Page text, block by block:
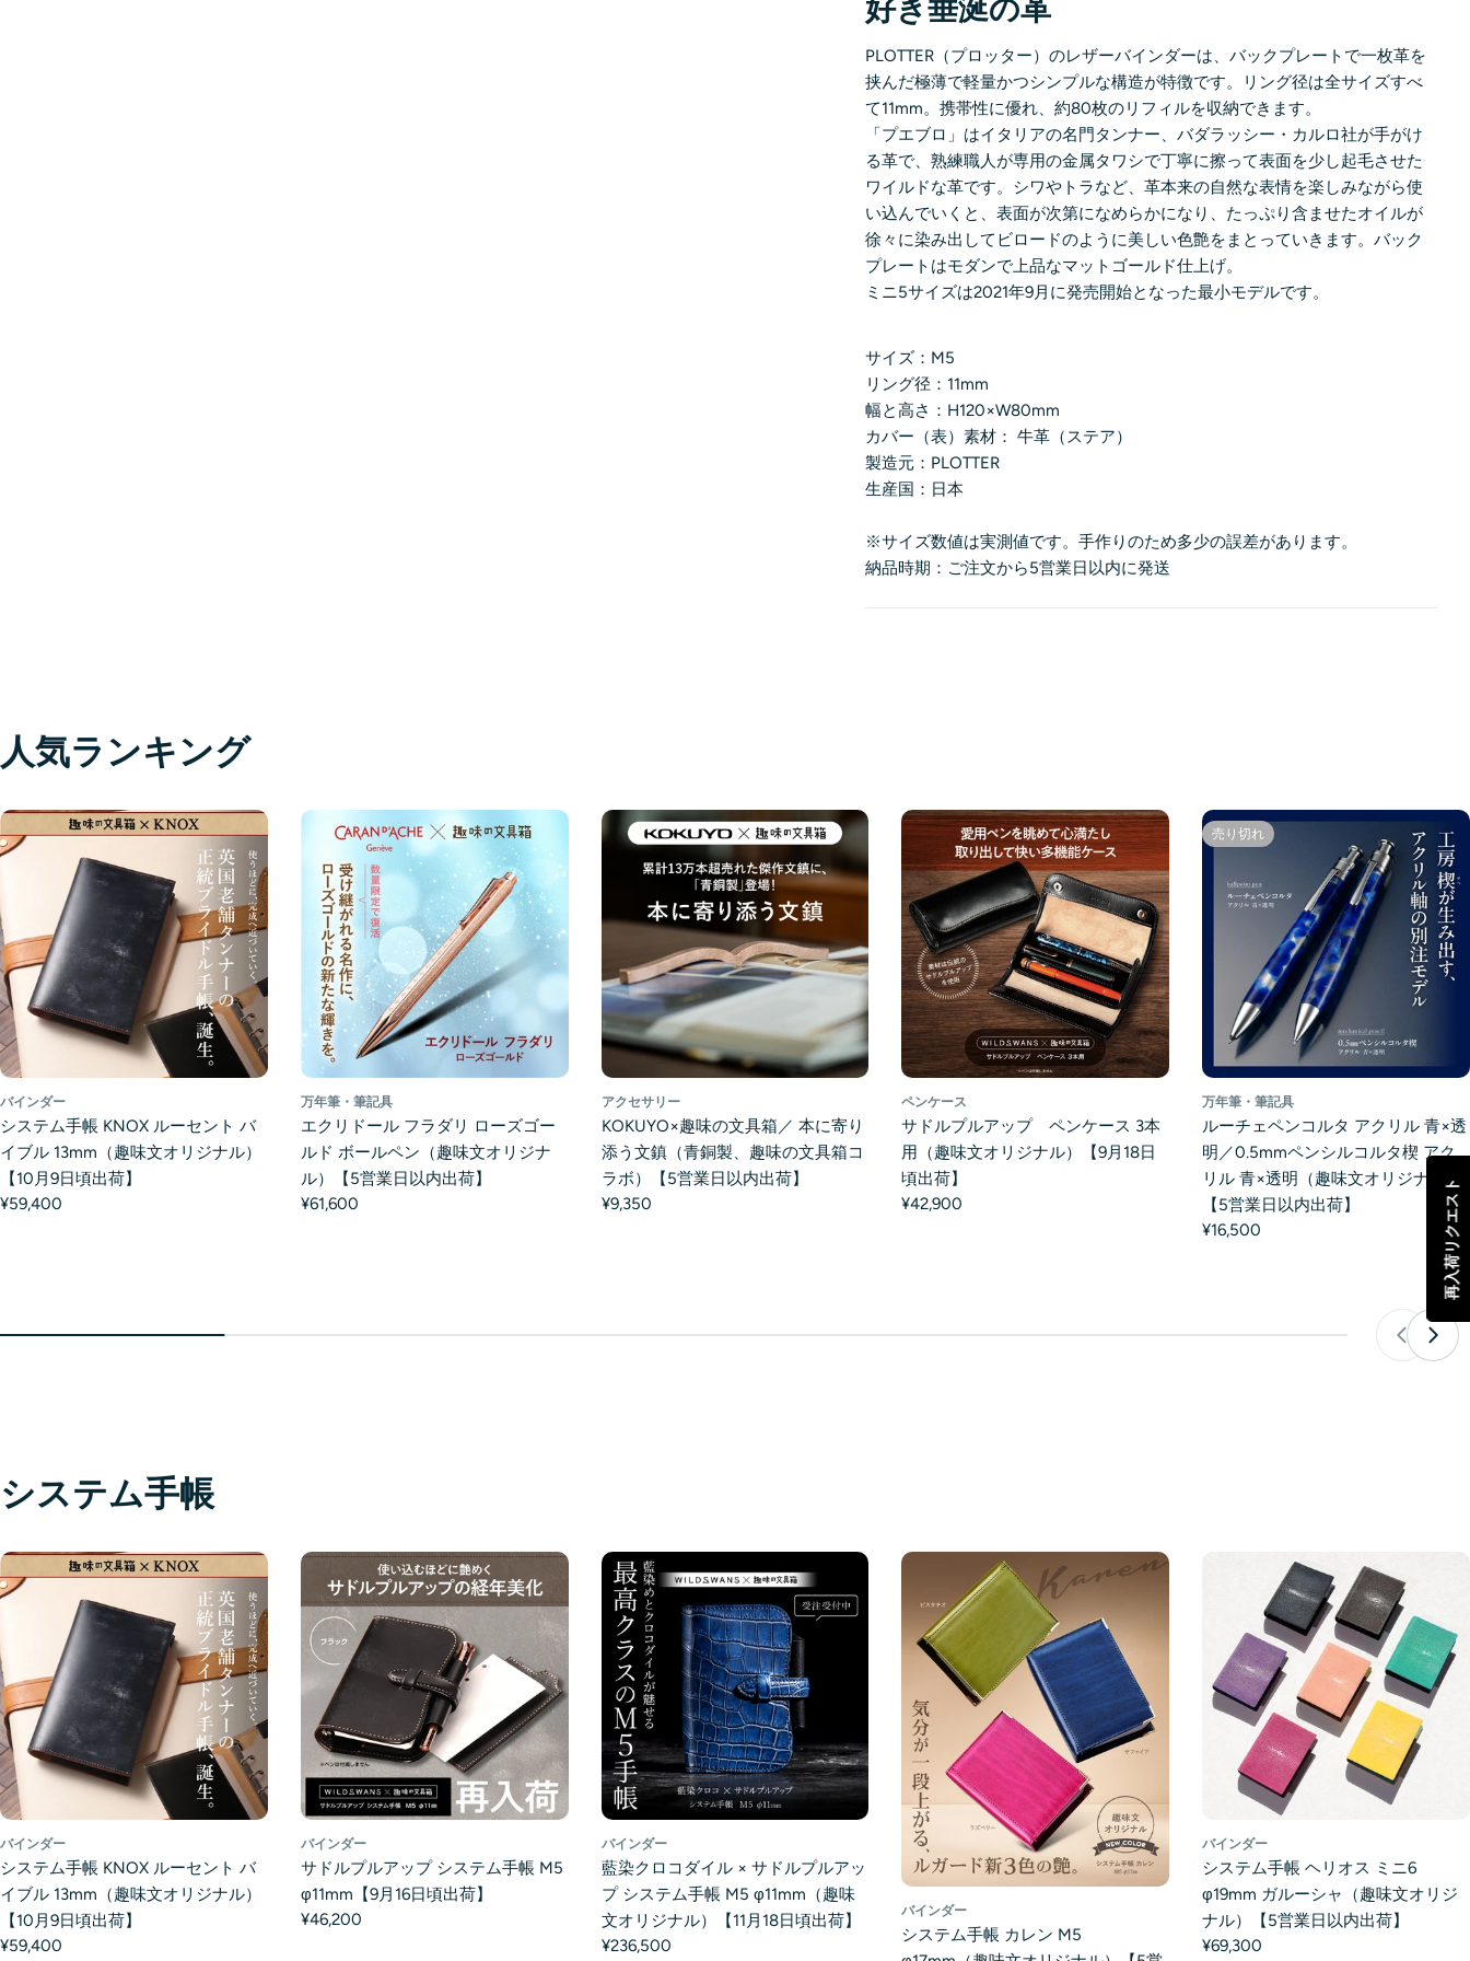
好き垂涎の革
PLOTTER（プロッター）のレザーバインダーは、バックプレートで一枚革を
挟んだ極薄で軽量かつシンプルな構造が特徴です。リング径は全サイズすべ
て11mm。携帯性に優れ、約80枚のリフィルを収納できます。
「プエブロ」はイタリアの名門タンナー、バダラッシー・カルロ社が手がけ
る革で、熟練職人が専用の金属タワシで丁寧に擦って表面を少し起毛させた
ワイルドな革です。シワやトラなど、革本来の自然な表情を楽しみながら使
い込んでいくと、表面が次第になめらかになり、たっぷり含ませたオイルが
徐々に染み出してビロードのように美しい色艶をまとっていきます。バック
プレートはモダンで上品なマットゴールド仕上げ。
ミニ5サイズは2021年9月に発売開始となった最小モデルです。
サイズ：M5
リング径：11mm
幅と高さ：H120×W80mm
カバー（表）素材： 牛革（ステア）
製造元：PLOTTER
生産国：日本
※サイズ数値は実測値です。手作りのため多少の誤差があります。
納品時期：ご注文から5営業日以内に発送
人気ランキング
バインダー
システム手帳 KNOX ルーセント バ
イブル 13mm（趣味文オリジナル）
【10月9日頃出荷】
¥59,400
万年筆・筆記具
エクリドール フラダリ ローズゴー
ルド ボールペン（趣味文オリジナ
ル）【5営業日以内出荷】
¥61,600
アクセサリー
KOKUYO×趣味の文具箱／ 本に寄り
添う文鎮（青銅製、趣味の文具箱コ
ラボ）【5営業日以内出荷】
¥9,350
ペンケース
サドルプルアップ ペンケース 3本
用（趣味文オリジナル）【9月18日
頃出荷】
¥42,900
売り切れ
万年筆・筆記具
ルーチェペンコルタ アクリル 青×透
明／0.5mmペンシルコルタ楔 アク
リル 青×透明（趣味文オリジナル）
【5営業日以内出荷】
¥16,500
システム手帳
バインダー
システム手帳 KNOX ルーセント バ
イブル 13mm（趣味文オリジナル）
【10月9日頃出荷】
¥59,400
バインダー
サドルプルアップ システム手帳 M5
φ11mm【9月16日頃出荷】
¥46,200
バインダー
藍染クロコダイル × サドルプルアッ
プ システム手帳 M5 φ11mm（趣味
文オリジナル）【11月18日頃出荷】
¥236,500
バインダー
システム手帳 カレン M5
バインダー
システム手帳 ヘリオス ミニ6
φ19mm ガルーシャ（趣味文オリジ
ナル）【5営業日以内出荷】
¥69,300
再入荷リクエスト